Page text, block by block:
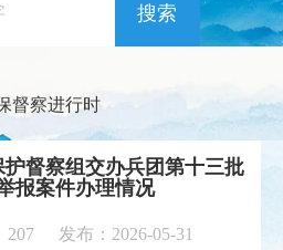
搜索
督察进行时
督察组交办兵团第十三批
报案件办理情况
207
发布：2026-05-31